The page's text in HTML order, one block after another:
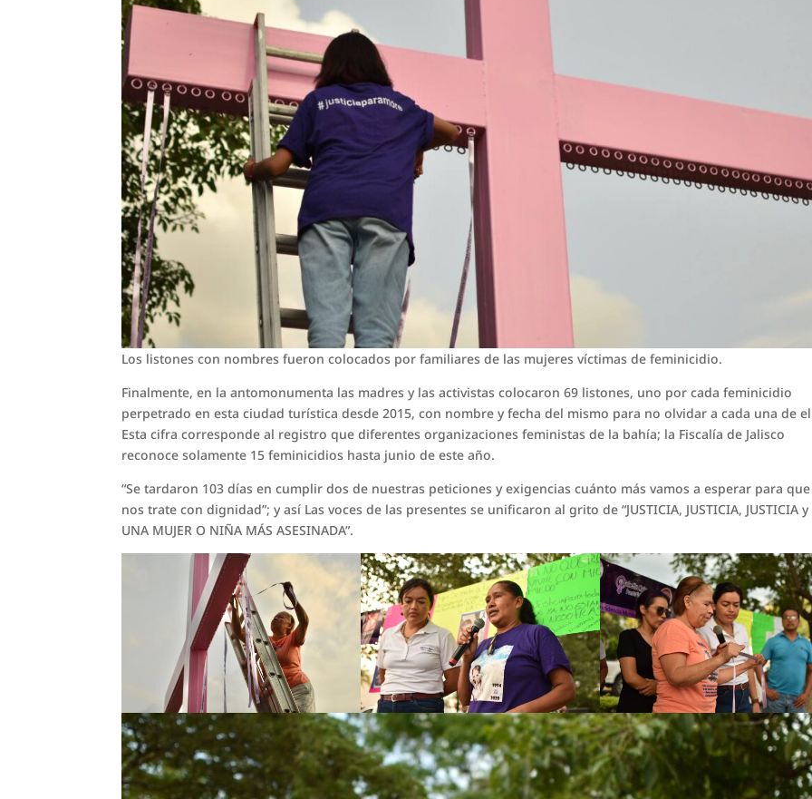
Los listones con nombres fueron colocados por familiares de las mujeres víctimas de feminicidio.
Finalmente, en la antomonumenta las madres y las activistas colocaron 69 listones, uno por cada feminicidio
perpetrado en esta ciudad turística desde 2015, con nombre y fecha del mismo para no olvidar a cada una de
Esta cifra corresponde al registro que diferentes organizaciones feministas de la bahía; la Fiscalía de Jalisco
reconoce solamente 15 feminicidios hasta junio de este año.
“Se tardaron 103 días en cumplir dos de nuestras peticiones y exigencias cuánto más vamos a esperar para
nos trate con dignidad”; y así Las voces de las presentes se unificaron al grito de “JUSTICIA, JUSTICIA, JUSTICIA
UNA MUJER O NIÑA MÁS ASESINADA”.